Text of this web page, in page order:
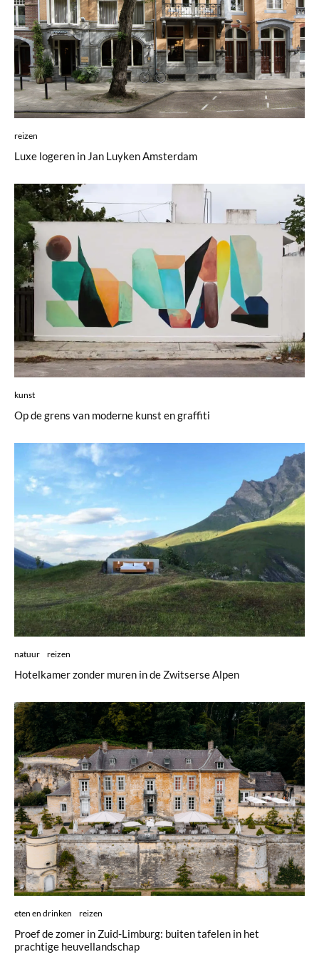
reizen
Luxe logeren in Jan Luyken Amsterdam
kunst
Op de grens van moderne kunst en graffiti
natuur reizen
Hotelkamer zonder muren in de Zwitserse Alpen
eten en drinken reizen
Proef de zomer in Zuid-Limburg: buiten tafelen in het
prachtige heuvellandschap